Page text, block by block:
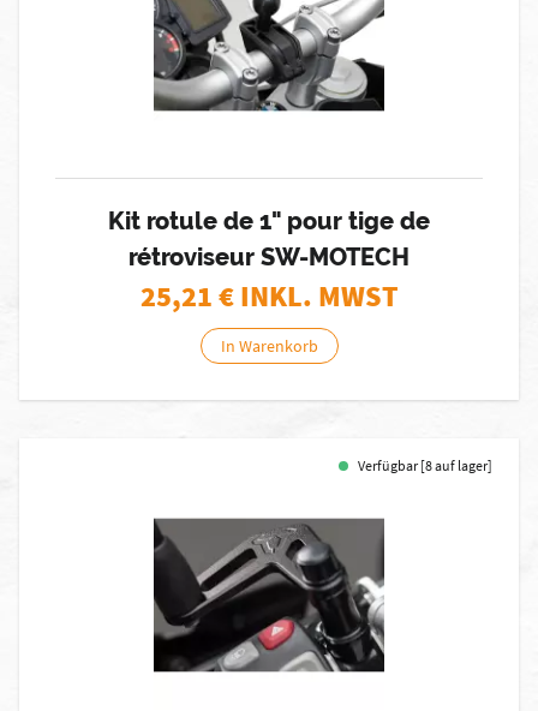
Kit rotule de 1" pour tige de
rétroviseur SW-MOTECH
25,21€ INKL. MWST
In Warenkorb
Verfügbar [8 auf lager]